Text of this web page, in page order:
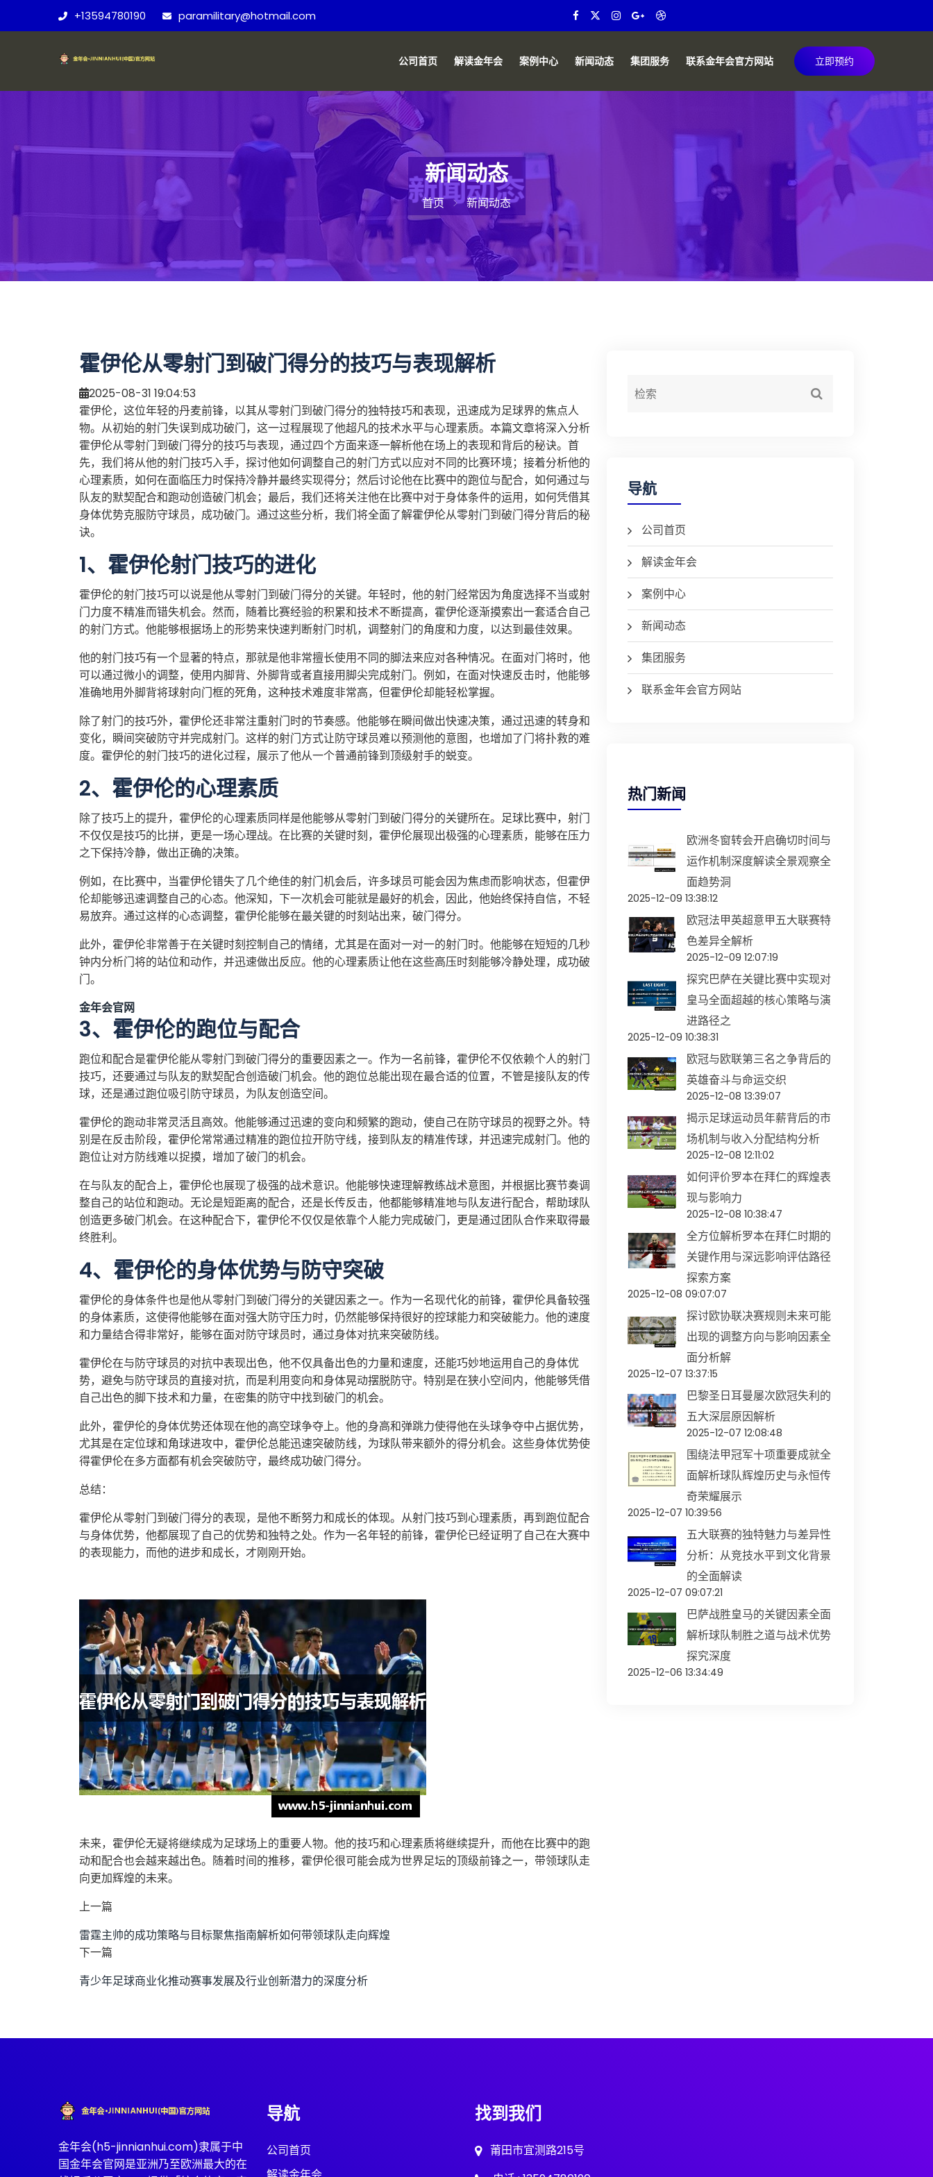
+13594780190 paramilitary@hotmail.com
公司首页 解读金年会 案例中心 新闻动态 集团服务 联系金年会官方网站 立即预约
新闻动态
首页 新闻动态
霍伊伦从零射门到破门得分的技巧与表现解析
2025-08-31 19:04:53
霍伊伦，这位年轻的丹麦前锋，以其从零射门到破门得分的独特技巧和表现，迅速成为足球界的焦点人
物。从初始的射门失误到成功破门，这一过程展现了他超凡的技术水平与心理素质。本篇文章将深入分析
霍伊伦从零射门到破门得分的技巧与表现，通过四个方面来逐一解析他在场上的表现和背后的秘诀。首
先，我们将从他的射门技巧入手，探讨他如何调整自己的射门方式以应对不同的比赛环境；接着分析他的
心理素质，如何在面临压力时保持冷静并最终实现得分；然后讨论他在比赛中的跑位与配合，如何通过与
队友的默契配合和跑动创造破门机会；最后，我们还将关注他在比赛中对于身体条件的运用，如何凭借其
身体优势克服防守球员，成功破门。通过这些分析，我们将全面了解霍伊伦从零射门到破门得分背后的秘
诀。
1、霍伊伦射门技巧的进化
霍伊伦的射门技巧可以说是他从零射门到破门得分的关键。年轻时，他的射门经常因为角度选择不当或射
门力度不精准而错失机会。然而，随着比赛经验的积累和技术不断提高，霍伊伦逐渐摸索出一套适合自己
的射门方式。他能够根据场上的形势来快速判断射门时机，调整射门的角度和力度，以达到最佳效果。
他的射门技巧有一个显著的特点，那就是他非常擅长使用不同的脚法来应对各种情况。在面对门将时，他
可以通过微小的调整，使用内脚背、外脚背或者直接用脚尖完成射门。例如，在面对快速反击时，他能够
准确地用外脚背将球射向门框的死角，这种技术难度非常高，但霍伊伦却能轻松掌握。
除了射门的技巧外，霍伊伦还非常注重射门时的节奏感。他能够在瞬间做出快速决策，通过迅速的转身和
变化，瞬间突破防守并完成射门。这样的射门方式让防守球员难以预测他的意图，也增加了门将扑救的难
度。霍伊伦的射门技巧的进化过程，展示了他从一个普通前锋到顶级射手的蜕变。
2、霍伊伦的心理素质
除了技巧上的提升，霍伊伦的心理素质同样是他能够从零射门到破门得分的关键所在。足球比赛中，射门
不仅仅是技巧的比拼，更是一场心理战。在比赛的关键时刻，霍伊伦展现出极强的心理素质，能够在压力
之下保持冷静，做出正确的决策。
例如，在比赛中，当霍伊伦错失了几个绝佳的射门机会后，许多球员可能会因为焦虑而影响状态，但霍伊
伦却能够迅速调整自己的心态。他深知，下一次机会可能就是最好的机会，因此，他始终保持自信，不轻
易放弃。通过这样的心态调整，霍伊伦能够在最关键的时刻站出来，破门得分。
此外，霍伊伦非常善于在关键时刻控制自己的情绪，尤其是在面对一对一的射门时。他能够在短短的几秒
钟内分析门将的站位和动作，并迅速做出反应。他的心理素质让他在这些高压时刻能够冷静处理，成功破
门。
金年会官网
3、霍伊伦的跑位与配合
跑位和配合是霍伊伦能从零射门到破门得分的重要因素之一。作为一名前锋，霍伊伦不仅依赖个人的射门
技巧，还要通过与队友的默契配合创造破门机会。他的跑位总能出现在最合适的位置，不管是接队友的传
球，还是通过跑位吸引防守球员，为队友创造空间。
霍伊伦的跑动非常灵活且高效。他能够通过迅速的变向和频繁的跑动，使自己在防守球员的视野之外。特
别是在反击阶段，霍伊伦常常通过精准的跑位拉开防守线，接到队友的精准传球，并迅速完成射门。他的
跑位让对方防线难以捉摸，增加了破门的机会。
在与队友的配合上，霍伊伦也展现了极强的战术意识。他能够快速理解教练战术意图，并根据比赛节奏调
整自己的站位和跑动。无论是短距离的配合，还是长传反击，他都能够精准地与队友进行配合，帮助球队
创造更多破门机会。在这种配合下，霍伊伦不仅仅是依靠个人能力完成破门，更是通过团队合作来取得最
终胜利。
4、霍伊伦的身体优势与防守突破
霍伊伦的身体条件也是他从零射门到破门得分的关键因素之一。作为一名现代化的前锋，霍伊伦具备较强
的身体素质，这使得他能够在面对强大防守压力时，仍然能够保持很好的控球能力和突破能力。他的速度
和力量结合得非常好，能够在面对防守球员时，通过身体对抗来突破防线。
霍伊伦在与防守球员的对抗中表现出色，他不仅具备出色的力量和速度，还能巧妙地运用自己的身体优
势，避免与防守球员的直接对抗，而是利用变向和身体晃动摆脱防守。特别是在狭小空间内，他能够凭借
自己出色的脚下技术和力量，在密集的防守中找到破门的机会。
此外，霍伊伦的身体优势还体现在他的高空球争夺上。他的身高和弹跳力使得他在头球争夺中占据优势，
尤其是在定位球和角球进攻中，霍伊伦总能迅速突破防线，为球队带来额外的得分机会。这些身体优势使
得霍伊伦在多方面都有机会突破防守，最终成功破门得分。
总结：
霍伊伦从零射门到破门得分的表现，是他不断努力和成长的体现。从射门技巧到心理素质，再到跑位配合
与身体优势，他都展现了自己的优势和独特之处。作为一名年轻的前锋，霍伊伦已经证明了自己在大赛中
的表现能力，而他的进步和成长，才刚刚开始。
未来，霍伊伦无疑将继续成为足球场上的重要人物。他的技巧和心理素质将继续提升，而他在比赛中的跑
动和配合也会越来越出色。随着时间的推移，霍伊伦很可能会成为世界足坛的顶级前锋之一，带领球队走
向更加辉煌的未来。
上一篇
雷霆主帅的成功策略与目标聚焦指南解析如何带领球队走向辉煌
下一篇
青少年足球商业化推动赛事发展及行业创新潜力的深度分析
导航
公司首页
解读金年会
案例中心
新闻动态
集团服务
联系金年会官方网站
热门新闻
欧洲冬窗转会开启确切时间与
运作机制深度解读全景观察全
面趋势洞
2025-12-09 13:38:12
欧冠法甲英超意甲五大联赛特
色差异全解析
2025-12-09 12:07:19
探究巴萨在关键比赛中实现对
皇马全面超越的核心策略与演
进路径之
2025-12-09 10:38:31
欧冠与欧联第三名之争背后的
英雄奋斗与命运交织
2025-12-08 13:39:07
揭示足球运动员年薪背后的市
场机制与收入分配结构分析
2025-12-08 12:11:02
如何评价罗本在拜仁的辉煌表
现与影响力
2025-12-08 10:38:47
全方位解析罗本在拜仁时期的
关键作用与深远影响评估路径
探索方案
2025-12-08 09:07:07
探讨欧协联决赛规则未来可能
出现的调整方向与影响因素全
面分析解
2025-12-07 13:37:15
巴黎圣日耳曼屡次欧冠失利的
五大深层原因解析
2025-12-07 12:08:48
围绕法甲冠军十项重要成就全
面解析球队辉煌历史与永恒传
奇荣耀展示
2025-12-07 10:39:56
五大联赛的独特魅力与差异性
分析：从竞技水平到文化背景
的全面解读
2025-12-07 09:07:21
巴萨战胜皇马的关键因素全面
解析球队制胜之道与战术优势
探究深度
2025-12-06 13:34:49
金年会(h5-jinnianhui.com)隶属于中
国金年会官网是亚洲乃至欧洲最大的在
导航
公司首页
找到我们
莆田市宜测路215号